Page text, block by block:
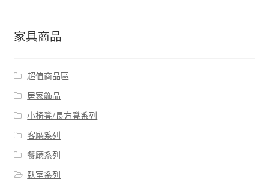
家具商品
超值商品區
居家飾品
小椅凳/長方凳系列
客廰系列
餐廰系列
臥室系列